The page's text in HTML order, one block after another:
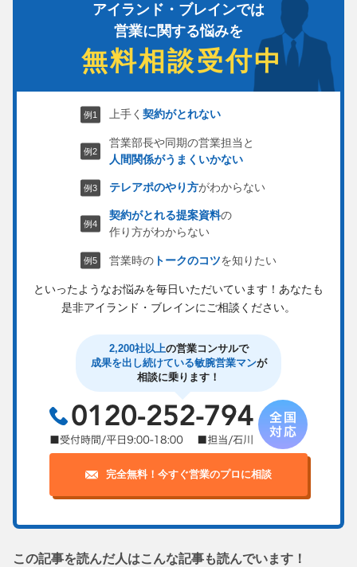
アイランド・ブレインでは
営業に関する悩みを
無料相談受付中
上手く契約がとれない
営業部長や同期の営業担当と
人間関係がうまくいかない
テレアポのやり方がわからない
契約がとれる提案資料の
作り方がわからない
営業時の トークのコツを知りたい
といったようなお悩みを毎日いただいています！ あなたも
是非アイランド・ブレインにご相談ください。
2,200社以上の営業コンサルで
成果を出し続けている敏腕営業マンが
相談に乗ります！
完全無料！今すぐ営業のプロに相談
この記事を読んだ人はこんな記事も読んでいます！